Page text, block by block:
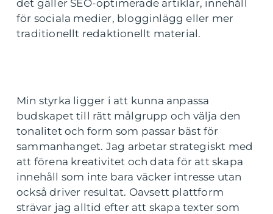
det gäller SEO-optimerade artiklar, innehåll
för sociala medier, blogginlägg eller mer
traditionellt redaktionellt material.
Min styrka ligger i att kunna anpassa
budskapet till rätt målgrupp och välja den
tonalitet och form som passar bäst för
sammanhanget. Jag arbetar strategiskt med
att förena kreativitet och data för att skapa
innehåll som inte bara väcker intresse utan
också driver resultat. Oavsett plattform
strävar jag alltid efter att skapa texter som